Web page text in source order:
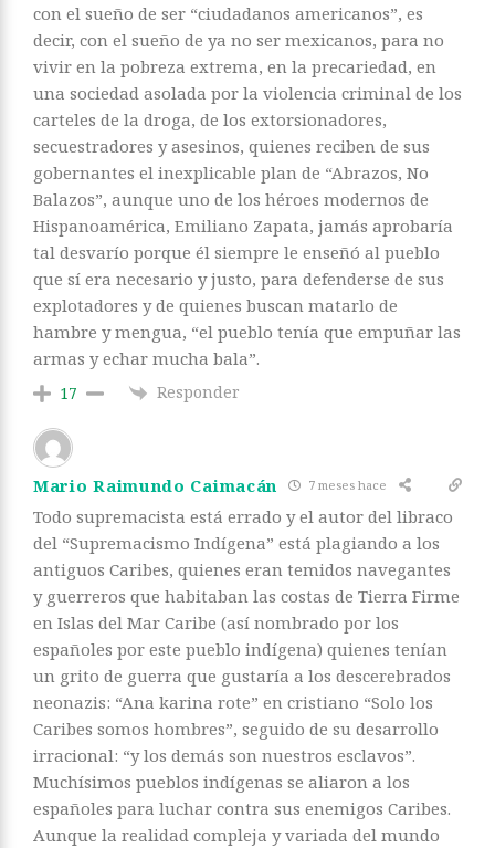
con el sueño de ser “ciudadanos americanos”, es
decir, con el sueño de ya no ser mexicanos, para no
vivir en la pobreza extrema, en la precariedad, en
una sociedad asolada por la violencia criminal de los
carteles de la droga, de los extorsionadores,
secuestradores y asesinos, quienes reciben de sus
gobernantes el inexplicable plan de “Abrazos, No
Balazos”, aunque uno de los héroes modernos de
Hispanoamérica, Emiliano Zapata, jamás aprobaría
tal desvarío porque él siempre le enseñó al pueblo
que sí era necesario y justo, para defenderse de sus
explotadores y de quienes buscan matarlo de
hambre y mengua, “el pueblo tenía que empuñar las
armas y echar mucha bala”.
17 Responder
Mario Raimundo Caimacán 7 meses hace
Todo supremacista está errado y el autor del libraco
del “Supremacismo Indígena” está plagiando a los
antiguos Caribes, quienes eran temidos navegantes
y guerreros que habitaban las costas de Tierra Firme
en Islas del Mar Caribe (así nombrado por los
españoles por este pueblo indígena) quienes tenían
un grito de guerra que gustaría a los descerebrados
neonazis: “Ana karina rote” en cristiano “Solo los
Caribes somos hombres”, seguido de su desarrollo
irracional: “y los demás son nuestros esclavos”.
Muchísimos pueblos indígenas se aliaron a los
españoles para luchar contra sus enemigos Caribes.
Aunque la realidad compleja y variada del mundo